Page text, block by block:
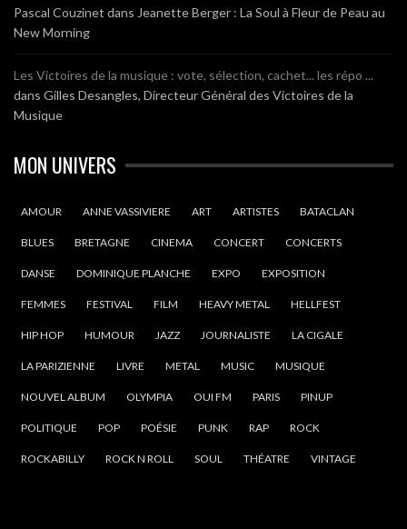
Pascal Couzinet dans Jeanette Berger : La Soul à Fleur de Peau au
New Morning
Les Victoires de la musique : vote, sélection, cachet... les répo ...
dans Gilles Desangles, Directeur Général des Victoires de la
Musique
MON UNIVERS
AMOUR ANNE VASSIVIERE ART ARTISTES BATACLAN
BLUES BRETAGNE CINEMA CONCERT CONCERTS
DANSE DOMINIQUE PLANCHE EXPO EXPOSITION
FEMMES FESTIVAL FILM HEAVY METAL HELLFEST
HIP HOP HUMOUR JAZZ JOURNALISTE LA CIGALE
LA PARIZIENNE LIVRE METAL MUSIC MUSIQUE
NOUVEL ALBUM OLYMPIA OUI FM PARIS PINUP
POLITIQUE POP POÉSIE PUNK RAP ROCK
ROCKABILLY ROCK N ROLL SOUL THÉATRE VINTAGE